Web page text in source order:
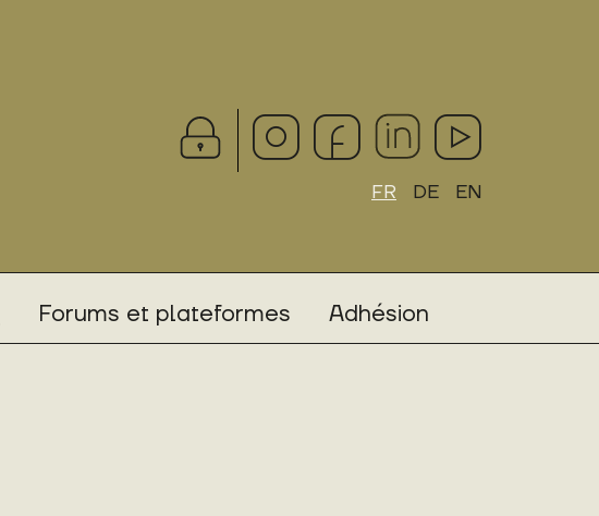
FR DE EN
Forums et plateformes Adhésion